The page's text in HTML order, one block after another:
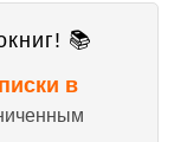
📚
в